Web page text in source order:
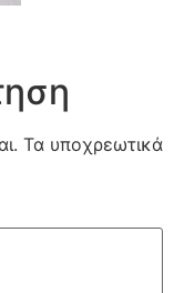
Τα υποχρεωτικά